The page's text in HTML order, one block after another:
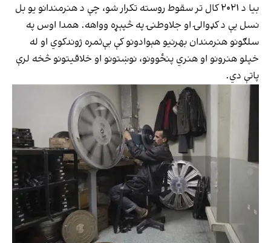
بیا د ۲۰۲۱ کال تر سقوط روسته تکرار شو، چې د هنرمندانو یو بل
نسل یې د کډوالۍ او جلاوطنۍ په څپېړه وواهه. همدا اوس په
سلګونو هنرمندان بهرنیو هېوادونو کې بې‌ثمره ژوندکوي او له
خپلو هنرونو او هنري پنځوونو، نوښتونو او خلاقیتونو څخه لرې
پاتې دي.